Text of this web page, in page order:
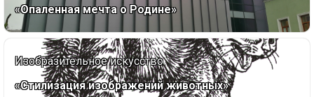
«Опаленная мечта о Родине»
Изобразительное искусство
«Стилизация изображений животных»